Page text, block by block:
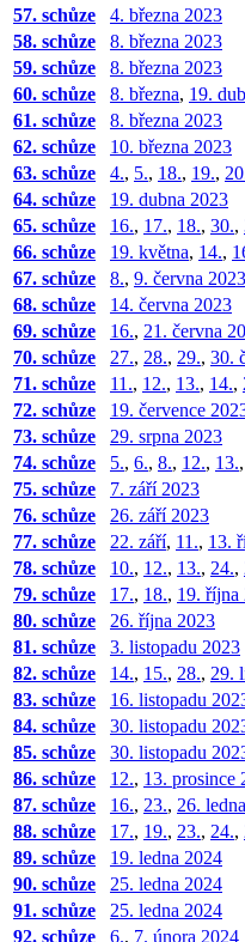
57. schůze
4. března 2023
58. schůze
8. března 2023
59. schůze
8. března 2023
60. schůze
8. března, 19.
61. schůze
8. března 2023
62. schůze
10. března 2023
63. schůze
4., 5., 18., 19.,
64. schůze
19. dubna 2023
65. schůze
16., 17., 18., 30.,
66. schůze
19. května, 14.,
67. schůze
8., 9. června 2023
68. schůze
14. června 2023
69. schůze
16., 21. června
70. schůze
27., 28., 29., 30.
71. schůze
11., 12., 13., 14.,
72. schůze
19. července
73. schůze
29. srpna 2023
74. schůze
5., 6., 8., 12., 13.,
75. schůze
7. září 2023
76. schůze
26. září 2023
77. schůze
22. září, 11., 13.
78. schůze
10., 12., 13., 24.,
79. schůze
17., 18., 19. října
80. schůze
26. října 2023
81. schůze
3. listopadu 2023
82. schůze
14., 15., 28., 29.
83. schůze
16. listopadu
84. schůze
30. listopadu
85. schůze
30. listopadu
86. schůze
12., 13. prosince
87. schůze
16., 23., 26.
88. schůze
17., 19., 23., 24.,
89. schůze
19. ledna 2024
90. schůze
25. ledna 2024
91. schůze
25. ledna 2024
92. schůze
6., 7. února 2024